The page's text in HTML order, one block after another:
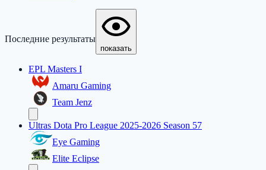
Последние результаты
показать
EPL Masters I
Amaru Gaming
Team Jenz
Ultras Dota Pro League 2025-2026 Season 57
Eye Gaming
Elite Eclipse